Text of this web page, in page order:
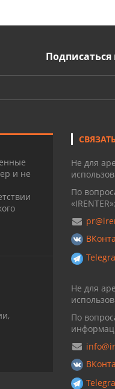
и не
Не для
По
«IRENTER»:
Не для
По